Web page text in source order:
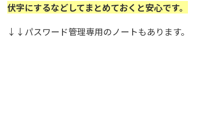
伏字にするなどしてまとめておくと安心です。
↓↓パスワード管理専用のノートもあります。